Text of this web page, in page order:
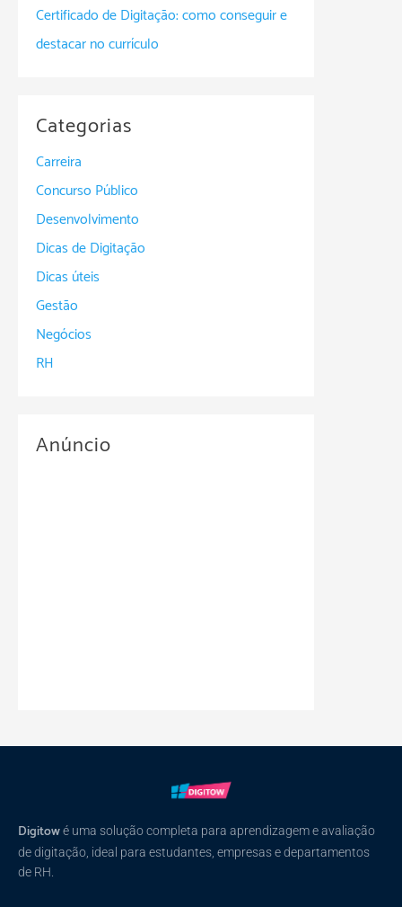
Certificado de Digitação: como conseguir e
destacar no currículo
Categorias
Carreira
Concurso Público
Desenvolvimento
Dicas de Digitação
Dicas úteis
Gestão
Negócios
RH
Anúncio
Digitowé uma solução completa para aprendizagem e avaliação
de digitação, ideal para estudantes, empresas e departamentos
de RH.